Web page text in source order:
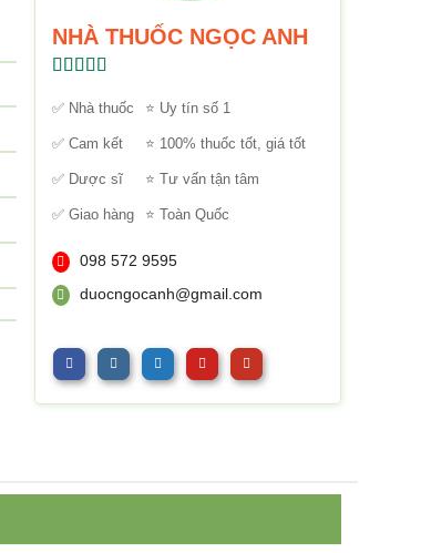
NHÀ THUỐC NGỌC ANH
hạng5.005
✅ Nhà thuốc ⭐ Uy tín số 1
✅ Cam kết ⭐ 100% thuốc tốt, giá tốt
✅ Dược sĩ ⭐ Tư vấn tận tâm
✅ Giao hàng ⭐ Toàn Quốc
098 572 9595
duocngocanh@gmail.com